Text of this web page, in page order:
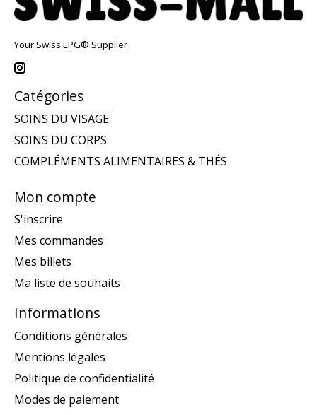
Your Swiss LPG® Supplier
Catégories
SOINS DU VISAGE
SOINS DU CORPS
COMPLÉMENTS ALIMENTAIRES & THÉS
Mon compte
S'inscrire
Mes commandes
Mes billets
Ma liste de souhaits
Informations
Conditions générales
Mentions légales
Politique de confidentialité
Modes de paiement